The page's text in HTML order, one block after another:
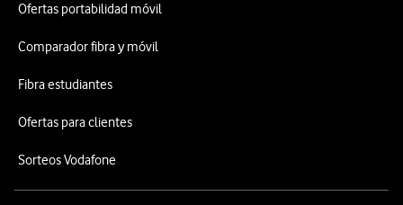
Ofertas portabilidad móvil
Comparador fibra y móvil
Fibra estudiantes
Ofertas para clientes
Sorteos Vodafone